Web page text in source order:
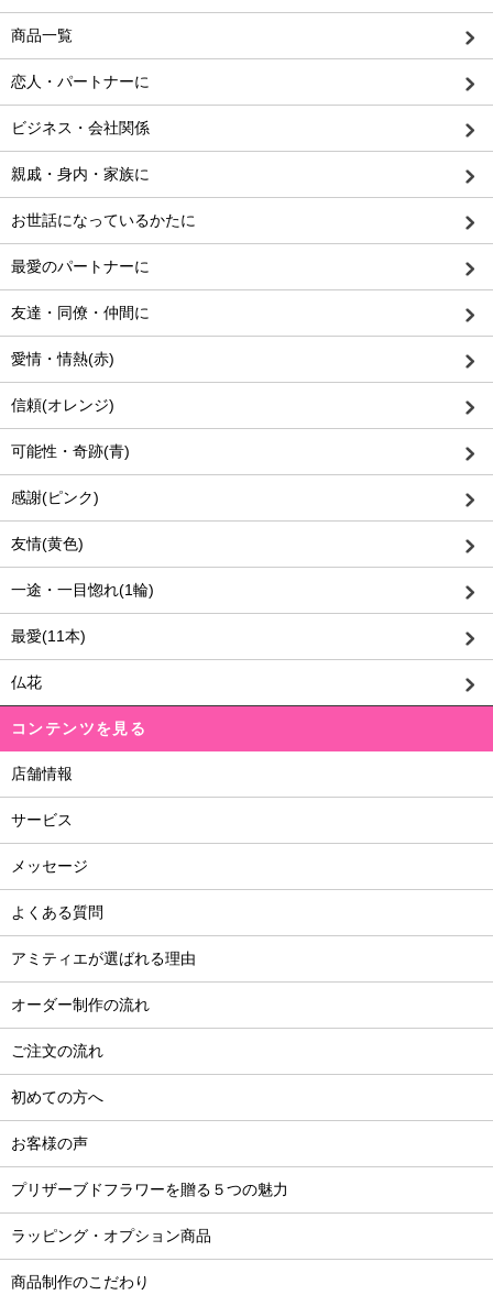
商品一覧
恋人・パートナーに
ビジネス・会社関係
親戚・身内・家族に
お世話になっているかたに
最愛のパートナーに
友達・同僚・仲間に
愛情・情熱(赤)
信頼(オレンジ)
可能性・奇跡(青)
感謝(ピンク)
友情(黄色)
一途・一目惚れ(1輪)
最愛(11本)
仏花
コンテンツを見る
店舗情報
サービス
メッセージ
よくある質問
アミティエが選ばれる理由
オーダー制作の流れ
ご注文の流れ
初めての方へ
お客様の声
プリザーブドフラワーを贈る５つの魅力
ラッピング・オプション商品
商品制作のこだわり